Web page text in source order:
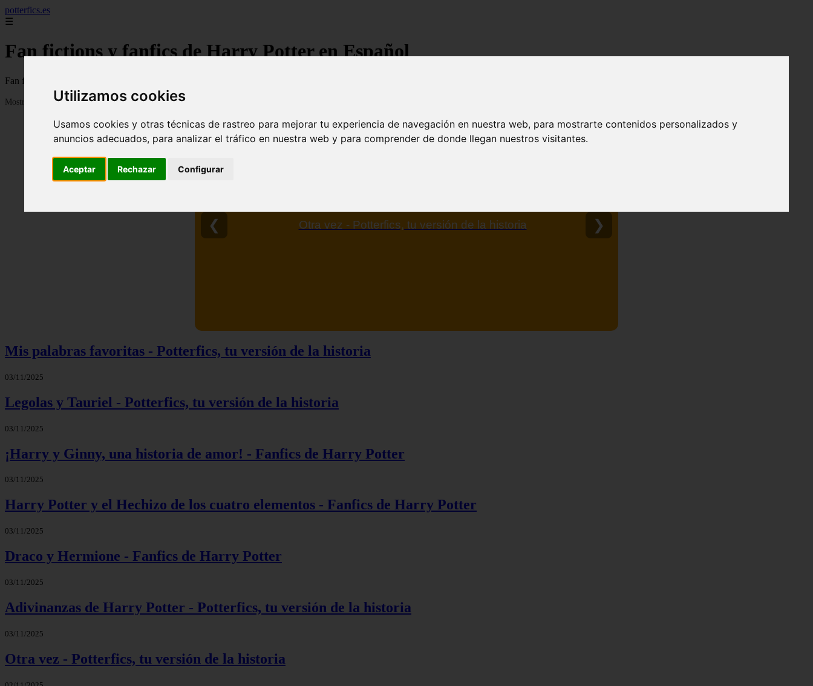
Utilizamos cookies
Usamos cookies y otras técnicas de rastreo para mejorar tu experiencia de navegación en nuestra web, para mostrarte contenidos personalizados y
anuncios adecuados, para analizar el tráfico en nuestra web y para comprender de donde llegan nuestros visitantes.
Aceptar Rechazar Configurar
potterfics.es
☰
Fan fictions y fanfics de Harry Potter en Español
Fan fictions y fanfics de Harry Potter en Español
Mostrando 1 - 24 de 3915 artículos
Otra vez - Potterfics, tu versión de la historia
❮ ❯
Mis palabras favoritas - Potterfics, tu versión de la historia
03/11/2025
Legolas y Tauriel - Potterfics, tu versión de la historia
03/11/2025
¡Harry y Ginny, una historia de amor! - Fanfics de Harry Potter
03/11/2025
Harry Potter y el Hechizo de los cuatro elementos - Fanfics de Harry Potter
03/11/2025
Draco y Hermione - Fanfics de Harry Potter
03/11/2025
Adivinanzas de Harry Potter - Potterfics, tu versión de la historia
03/11/2025
Otra vez - Potterfics, tu versión de la historia